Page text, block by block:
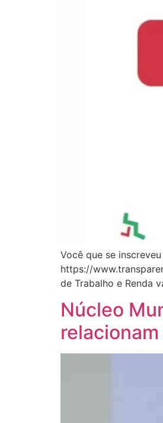
Você que se
https://
de Trabalho e Renda
Núcleo